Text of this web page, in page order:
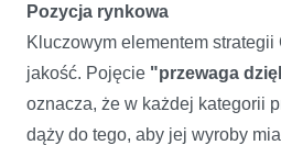
Pozycja rynkowa
Kluczowym elementem strategii
jakość. Pojęcie "przewaga
oznacza, że w każdej kategorii
dąży do tego, aby jej wyroby